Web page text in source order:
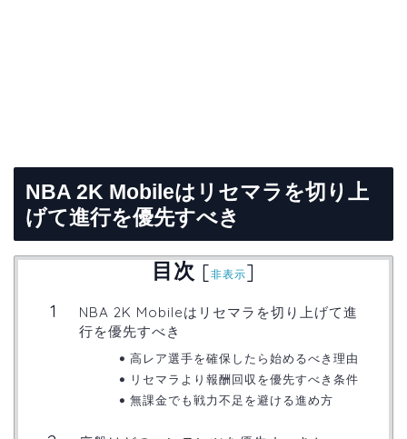
NBA 2K Mobileはリセマラを切り上
げて進行を優先すべき
目次 [非表示]
NBA 2K Mobileはリセマラを切り上げて進
行を優先すべき
高レア選手を確保したら始めるべき理由
リセマラより報酬回収を優先すべき条件
無課金でも戦力不足を避ける進め方